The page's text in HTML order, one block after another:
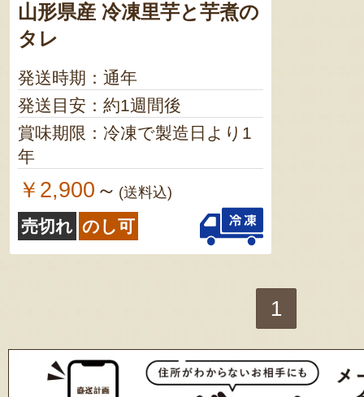
山形県産 冷凍里芋と芋煮の
タレ
発送時期：通年
発送目安：約1週間後
賞味期限：冷凍で製造日より1
年
￥2,900 ～ (送料込)
売切れ のし可
1